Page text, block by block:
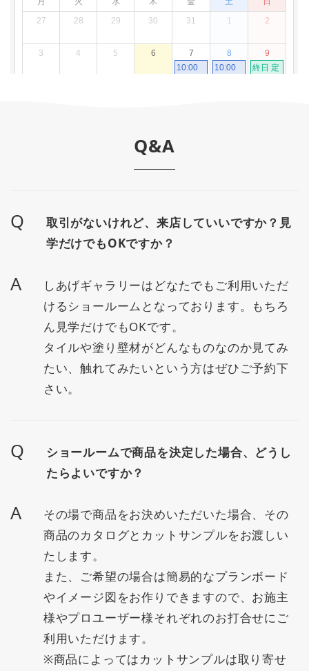
Q&A
Q
取引がないけれど、来店していいですか？見
学だけでもOKですか？
A
しあげギャラリーはどなたでもご利用いただ
けるショールームとなっております。もちろ
ん見学だけでもOKです。
タイルや塗り壁材がどんなものなのか見てみ
たい、触れてみたいという方はぜひご予約下
さい。
Q
ショールームで商品を決定した場合、どうし
たらよいですか？
A
その場で商品をお決めいただいた場合、その
商品のカタログとカットサンプルをお渡しい
たします。
また、ご希望の場合は簡易的なプランボード
やイメージ図をお作りできますので、お施主
様やプロユーザー様それぞれのお打合せにご
利用いただけます。
※商品によってはカットサンプルは取り寄せ